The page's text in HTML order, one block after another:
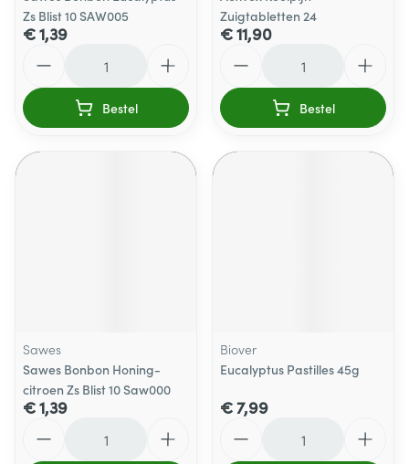
Zs Blist 10 SAW005
€ 1,39
Bestel
Zuigtabletten 24
€ 11,90
Bestel
Sawes
Sawes Bonbon Honing-
citroen Zs Blist 10 Saw000
€ 1,39
Biover
Eucalyptus Pastilles 45g
€ 7,99